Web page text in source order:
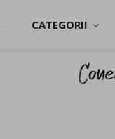
CATEGORII